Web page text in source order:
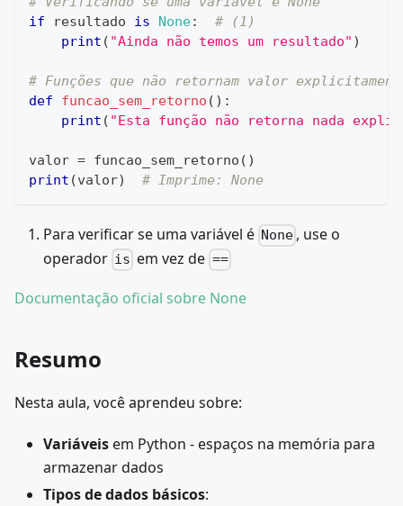
if resultado is None:
# (1)
print ( "Ainda não temos um resultado" )
# Funções que não retornam valor
def
funcao_sem_retorno ( ) :
print ( "Esta função não retorna nada
valor = funcao_sem_retorno ( )
print (valor) # Imprime: None
Para verificar se uma variável é None , use o
operador is em vez de ==
Documentação oficial sobre None
Resumo
Nesta aula, você aprendeu sobre:
Variáveisem Python - espaços na memória para
armazenar dados
Tipos de dados básicos: